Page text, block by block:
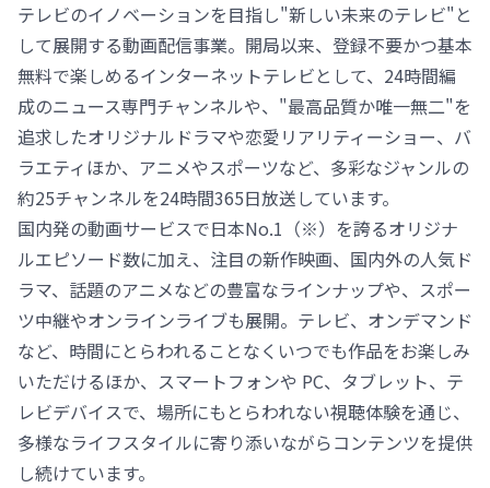
テレビのイノベーションを目指し"新しい未来のテレビ"と
して展開する動画配信事業。開局以来、登録不要かつ基本
無料で楽しめるインターネットテレビとして、24時間編
成のニュース専門チャンネルや、"最高品質か唯一無二"を
追求したオリジナルドラマや恋愛リアリティーショー、バ
ラエティほか、アニメやスポーツなど、多彩なジャンルの
約25チャンネルを24時間365日放送しています。
国内発の動画サービスで日本No.1（※）を誇るオリジナ
ルエピソード数に加え、注目の新作映画、国内外の人気ド
ラマ、話題のアニメなどの豊富なラインナップや、スポー
ツ中継やオンラインライブも展開。テレビ、オンデマンド
など、時間にとらわれることなくいつでも作品をお楽しみ
いただけるほか、スマートフォンや PC、タブレット、テ
レビデバイスで、場所にもとらわれない視聴体験を通じ、
多様なライフスタイルに寄り添いながらコンテンツを提供
し続けています。